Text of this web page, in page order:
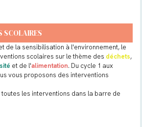
SCOLAIRES
de la sensibilisation à l'environnement, le
scolaires sur le thème des déchets,
et de l'alimentation. Du cycle 1 aux
vous proposons des interventions
les interventions dans la barre de